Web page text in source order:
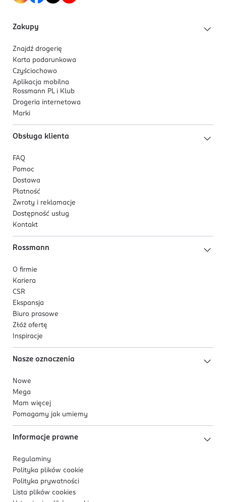
Zakupy
Znajdź drogerię
Karta podarunkowa
Czyściochowo
Aplikacja mobilna
Rossmann PL i Klub
Drogeria internetowa
Marki
Obsługa klienta
FAQ
Pomoc
Dostawa
Płatność
Zwroty i reklamacje
Dostępność usług
Kontakt
Rossmann
O firmie
Kariera
CSR
Ekspansja
Biuro prasowe
Złóż ofertę
Inspiracje
Nasze oznaczenia
Nowe
Mega
Mam więcej
Pomagamy jak umiemy
Informacje prawne
Regulaminy
Polityka plików cookie
Polityka prywatności
Lista plików cookies